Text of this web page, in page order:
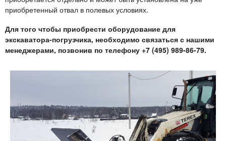
приобретенный отвал в полевых условиях.
Для того чтобы приобрести оборудование для
экскаватора-погрузчика, необходимо связаться с нашими
менеджерами, позвонив по телефону +7 (495) 989-86-79.